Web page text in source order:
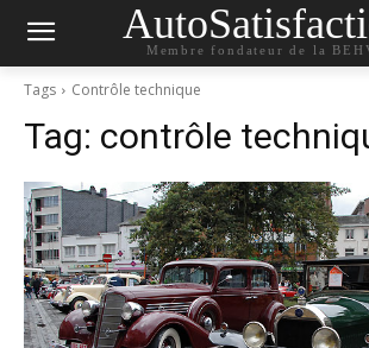
Membre fondateur de la
Tags Contrôle technique
Tag: contrôle